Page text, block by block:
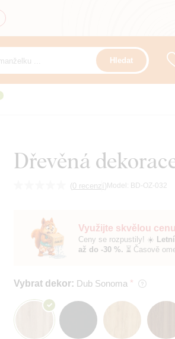
Hledat
Dřevěná
(0 recenzí) Model: BD-OZ-032
Využijte skvělou
Ceny se rozpustily! ☀️
až do -30 %. ⏳ Časově
Vybrat dekor: Dub Sonoma